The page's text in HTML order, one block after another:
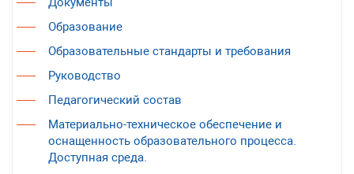
Образование
Образовательные стандарты и требования
Руководство
Педагогический состав
Материально-техническое обеспечение и
оснащенность образовательного процесса.
Доступная среда.